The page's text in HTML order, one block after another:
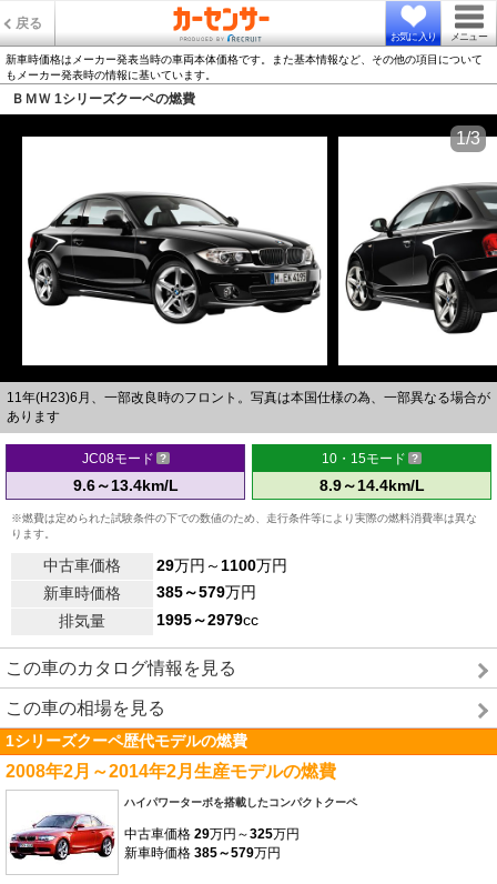
戻る
お気に入り メニュー
新車時価格はメーカー発表当時の車両本体価格です。また基本情報など、その他の項目について
もメーカー発表時の情報に基いています。
ＢＭＷ 1シリーズクーペの燃費
11年(H23)6月、一部改良時のフロント。写真は本国仕様の為、一部異なる場合が
あります
1/3
JC08モード
9.6～13.4km/L
10・15モード
8.9～14.4km/L
※燃費は定められた試験条件の下での数値のため、走行条件等により実際の燃料消費率は異な
ります。
中古車価格 29万円～1100万円
新車時価格
385～579万円
排気量
1995～2979cc
この車のカタログ情報を見る
この車の相場を見る
1シリーズクーペ歴代モデルの燃費
2008年2月～2014年2月生産モデルの燃費
ハイパワーターボを搭載したコンパクトクーペ
中古車価格 29万円～325万円
新車時価格 385～579万円